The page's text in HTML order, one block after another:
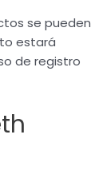
se pueden
estará
de registro